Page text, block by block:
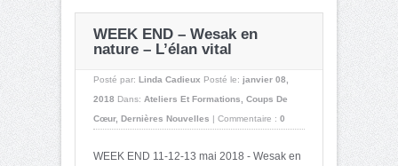
WEEK END – Wesak en
nature – L’élan vital
Posté par: Linda Cadieux Posté le: janvier 08,
2018 Dans: Ateliers Et Formations
Coups De
Cœur, Dernières Nouvelles | Commentaire : 0
WEEK END 11-12-13 mai 2018 - Wesak en